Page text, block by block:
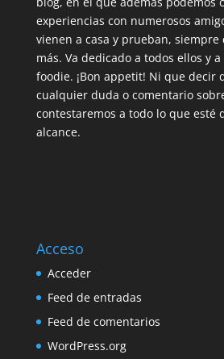
experiencias con numerosos
vienen a casa y prueban,
más. Va dedicado a todos ellos y
foodie. ¡Bon appetit! Ni que decir
cualquier duda o comentario
contestaremos a todo lo que esté
alcance.
Acceso
Acceder
Feed de entradas
Feed de comentarios
WordPress.org